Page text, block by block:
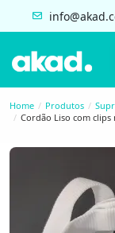
Home Produtos
Cordão Liso com clips